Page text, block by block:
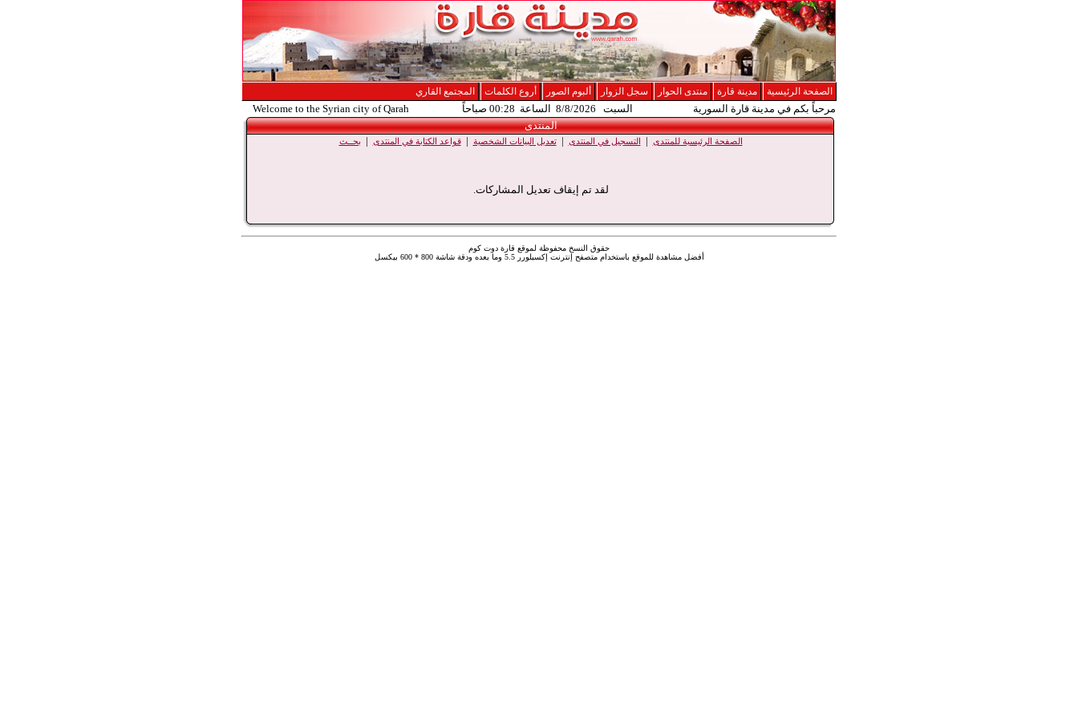
الصفحة الرئيسية مدينة قارة منتدى الحوار سجل الزوار ألبوم الصور أروع الكلمات المجتمع القاري
مرحباً بكم في مدينة قارة السورية السبت 8/8/2026 الساعة 00:28 صباحاً
Welcome to the Syrian city of Qarah
المنتدى
الصفحة الرئيسية للمنتدى | التسجيل في المنتدى |تعديل البيانات الشخصية |قواعد الكتابة في المنتدى | بحــث
لقد تم إيقاف تعديل المشاركات.
حقوق النسخ محفوظة لموقع قارة دوت كوم
أفضل مشاهدة للموقع باستخدام متصفح إنترنت إكسبلورر 5.5 وما بعده ودقة شاشة 800 * 600 بيكسل